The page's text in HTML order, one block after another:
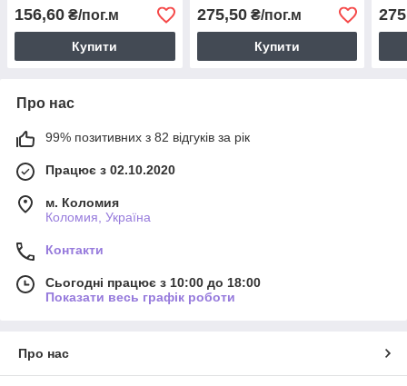
156,60 ₴/пог.м
Купити
275,50₴/пог.м
Купити
Про нас
99% позитивних з 82 відгуків за рік
Працює з 02.10.2020
м. Коломия
Коломия, Україна
Контакти
Сьогодні працює з 10:00 до 18:00
Показати весь графік роботи
Про нас